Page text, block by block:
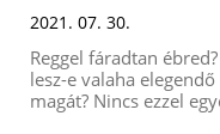
2021. 07. 30.
Reggel fáradtan
lesz-e valaha
magát? Nincs ezzel